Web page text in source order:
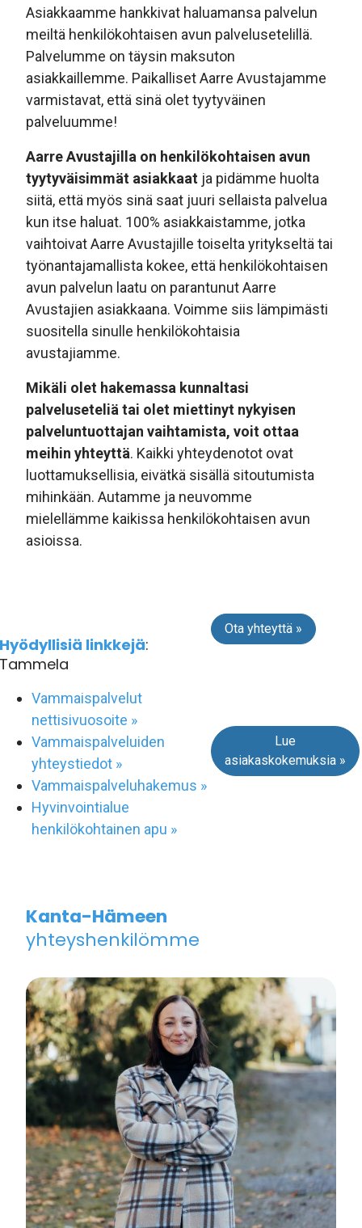
linkkejä:
Vammaispalvelut
nettisivuosoite »
Vammaispalveluiden
yhteystiedot »
Vammaispalveluhakemus »
Hyvinvointialue
henkilökohtainen apu »
Ota yhteyttä »
Lue
asiakaskokemuksia »
Asiakkaamme hankkivat haluamansa palvelun
meiltä henkilökohtaisen avun palvelusetelillä.
Palvelumme on täysin maksuton
asiakkaillemme. Paikalliset Aarre Avustajamme
varmistavat, että sinä olet tyytyväinen
palveluumme!
Aarre Avustajilla on henkilökohtaisen avun
tyytyväisimmät asiakkaat ja pidämme huolta
siitä, että myös sinä saat juuri sellaista palvelua
kun itse haluat. 100% asiakkaistamme, jotka
vaihtoivat Aarre Avustajille toiselta yritykseltä tai
työnantajamallista kokee, että henkilökohtaisen
avun palvelun laatu on parantunut Aarre
Avustajien asiakkaana. Voimme siis lämpimästi
suositella sinulle henkilökohtaisia
avustajiamme.
Mikäli olet hakemassa kunnaltasi
palveluseteliä tai olet miettinyt nykyisen
palveluntuottajan vaihtamista, voit ottaa
meihin yhteyttä. Kaikki yhteydenotot ovat
luottamuksellisia, eivätkä sisällä sitoutumista
mihinkään. Autamme ja neuvomme
mielellämme kaikissa henkilökohtaisen avun
asioissa.
Kanta-Hämeen
yhteyshenkilömme